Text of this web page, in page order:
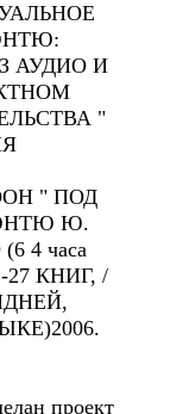
АУДИО И
"
" ПОД
Ю.
4 часа
27 КНИГ, /
проект